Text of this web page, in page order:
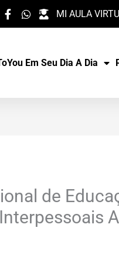
MI AULA
Em Seu Dia A Dia
de